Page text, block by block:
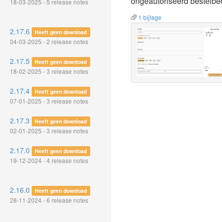
18-03-2025 - 5 release notes
2.17.6 Heeft geen download
04-03-2025 - 2 release notes
2.17.5 Heeft geen download
18-02-2025 - 3 release notes
2.17.4 Heeft geen download
07-01-2025 - 3 release notes
2.17.3 Heeft geen download
02-01-2025 - 3 release notes
2.17.0 Heeft geen download
19-12-2024 - 4 release notes
2.16.0 Heeft geen download
28-11-2024 - 6 release notes
1 bijlage